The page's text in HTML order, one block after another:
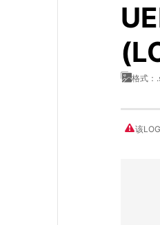
格式：
该